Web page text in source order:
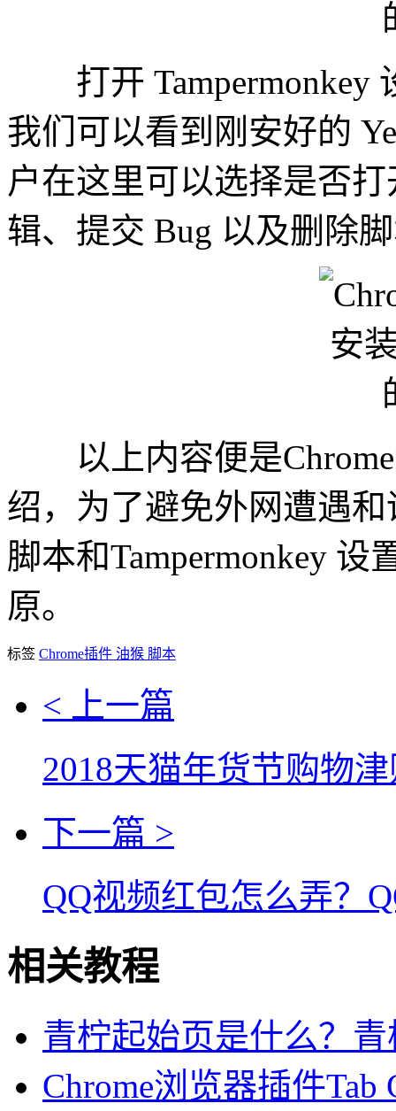
打开 Tampermonkey
我们可以看到刚安好的
户在这里可以选择是否
辑、提交 Bug 以及删除
以上内容便是Chrome
绍，为了避免外网遭遇
脚本和Tampermonkey
原。
标签 Chrome插件 油猴 脚本
< 上一篇
2018天猫年货节购物
下一篇 >
QQ视频红包怎么弄？
相关教程
青柠起始页是什么？
Chrome浏览器插件Tab